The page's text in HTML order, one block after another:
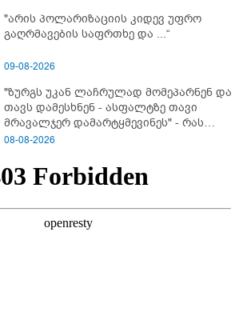
"არის პოლარიზაციის კიდევ უფრო
გაღრმავების საფრთხე და ...“
09-08-2026
"ზურგს უკან ლაჩრულად მომეპარნენ და
თავს დამესხნენ - ასფალტზე თავი
მრავალჯერ დამარტყმევინეს" - რას
ჰყვება კურიერი, რომელსაც
გაუსწორდნენ?
08-08-2026